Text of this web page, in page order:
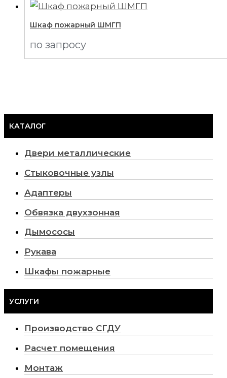
КАТАЛОГ
Двери металлические
Стыковочные узлы
Адаптеры
Обвязка двухзонная
Дымососы
Рукава
Шкафы пожарные
УСЛУГИ
Производство СГДУ
Расчет помещения
Монтаж
Шкаф пожарный ШМГП
по запросу